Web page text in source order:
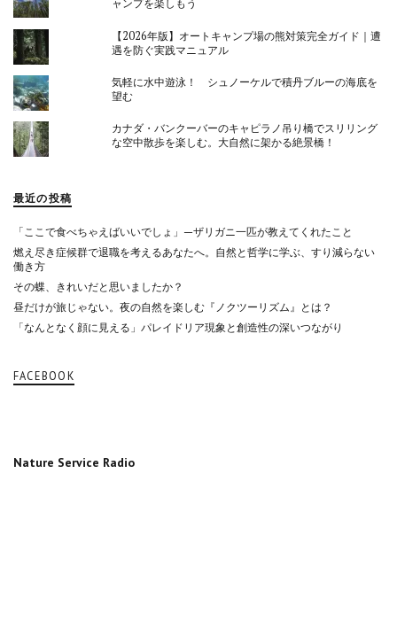
ャンプを楽しもう
【2026年版】オートキャンプ場の熊対策完全ガイド｜遭
遇を防ぐ実践マニュアル
気軽に水中遊泳！ シュノーケルで積丹ブルーの海底を
望む
カナダ・バンクーバーのキャピラノ吊り橋でスリリング
な空中散歩を楽しむ。大自然に架かる絶景橋！
最近の投稿
「ここで食べちゃえばいいでしょ」—ザリガニ一匹が教えてくれたこと
燃え尽き症候群で退職を考えるあなたへ。自然と哲学に学ぶ、すり減らない
働き方
その蝶、きれいだと思いましたか？
昼だけが旅じゃない。夜の自然を楽しむ『ノクツーリズム』とは？
「なんとなく顔に見える」パレイドリア現象と創造性の深いつながり
FACEBOOK
Nature Service Radio